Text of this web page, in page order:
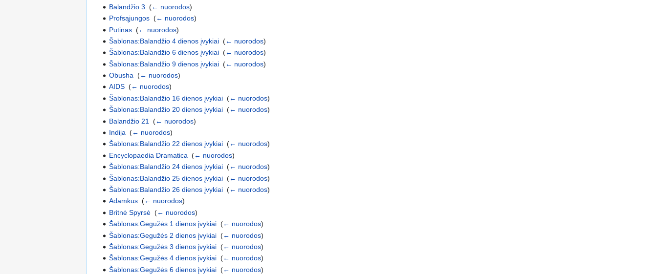
Balandžio 3 ‎(← nuorodos)
Profsąjungos ‎(← nuorodos)
Putinas ‎(← nuorodos)
Šablonas:Balandžio 4 dienos įvykiai ‎(← nuorodos)
Šablonas:Balandžio 6 dienos įvykiai ‎(← nuorodos)
Šablonas:Balandžio 9 dienos įvykiai ‎(← nuorodos)
Obusha ‎(← nuorodos)
AIDS ‎(← nuorodos)
Šablonas:Balandžio 16 dienos įvykiai ‎(← nuorodos)
Šablonas:Balandžio 20 dienos įvykiai ‎(← nuorodos)
Balandžio 21
‎(← nuorodos)
Indija ‎(← nuorodos)
Šablonas:Balandžio 22 dienos įvykiai ‎(← nuorodos)
Encyclopaedia Dramatica ‎(← nuorodos)
Šablonas:Balandžio 24 dienos įvykiai ‎(← nuorodos)
Šablonas:Balandžio 25 dienos įvykiai ‎(← nuorodos)
Šablonas:Balandžio 26 dienos įvykiai ‎(← nuorodos)
Adamkus ‎(← nuorodos)
Britnė Spyrsė ‎(← nuorodos)
Šablonas:Gegužės 1 dienos įvykiai ‎(← nuorodos)
Šablonas:Gegužės 2 dienos įvykiai ‎(← nuorodos)
Šablonas:Gegužės 3 dienos įvykiai ‎(← nuorodos)
Šablonas:Gegužės 4 dienos įvykiai ‎(← nuorodos)
Šablonas:Gegužės 6 dienos įvykiai ‎(← nuorodos)